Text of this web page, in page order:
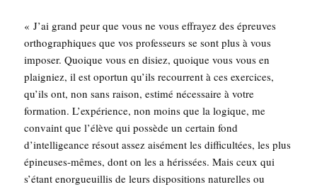
« J’ai grand peur que vous ne vous effrayez des épreuves
ortho­gra­phiques que vos pro­fes­seurs se sont plus à vous
impo­ser. Quoique vous en disiez, quoique vous vous en
plai­gniez, il est opor­tun qu’ils recourrent à ces exer­cices,
qu’ils ont, non sans rai­son, esti­mé néces­saire à votre
for­ma­tion. L’expérience, non moins que la logique, me
convaint que l’élève qui pos­sède un cer­tain fond
d’intelligeance résout assez aisé­ment les dif­fi­cul­tées, les plus
épi­neuses-mêmes, dont on les a héris­sées. Mais ceux qui
s’étant enor­gueuillis de leurs dis­po­si­tions natu­relles ou